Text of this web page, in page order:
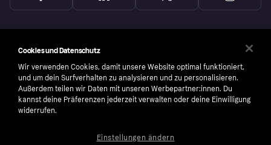
Cookies und Datenschutz
Wir verwenden Cookies, damit unsere Website optimal funktioniert,
und um dein Surfverhalten zu analysieren und zu personalisieren.
Außerdem teilen wir Daten mit unseren Werbepartner:innen. Du
kannst deine Präferenzen jederzeit verwalten oder deine Einwilligung
widerrufen.
Einstellungen ändern